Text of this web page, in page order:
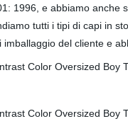
1996, e abbiamo
tutti i tipi di capi in
del cliente e